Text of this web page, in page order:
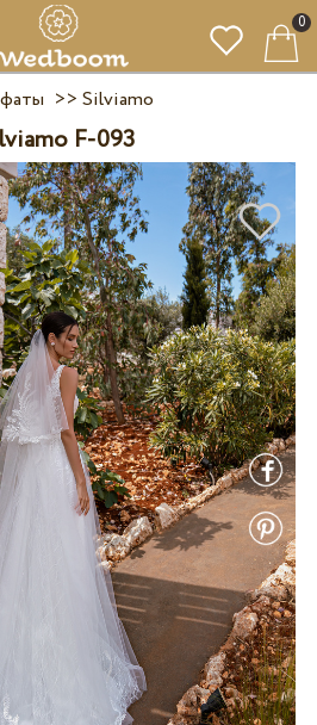
0
>> Silviamo
F-093